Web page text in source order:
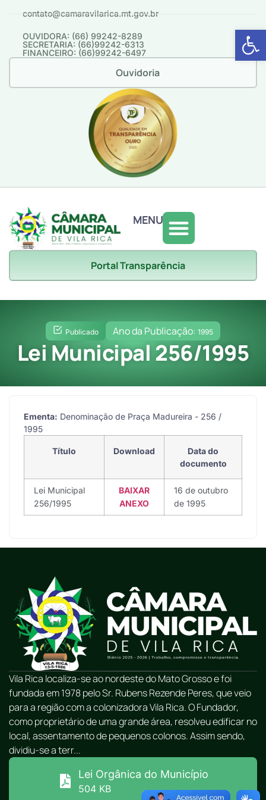
Abrir
contato@camaravilarica.mt.gov.br
OUVIDORA: (66) 99242-8289
SECRETARIA: (66)99242-6313
FINANCEIRO: (66)99242-6497
Ouvidoria
MENU
Portal Transparência
Publicado Ano da Publicação: 1995
Lei Municipal 256/1995
Ementa: Denominação de Praça Madureira - 256 /
1995
Título Download
Data do
documento
Lei Municipal
256/1995
BAIXAR
ANEXO
16 de outubro
de 1995
Vila Rica localiza-se ao nordeste do Mato Grosso e foi
fundada em 1978 pelo Sr. Rubens Rezende Peres, que veio
para a região com a colonizadora Vila Rica. O Fundador,
como proprietário de uma grande área, resolveu edificar no
local, assentamento de pequenos colonos. Assim sendo,
dividiu-se a terr...
Lei Orgânica do Município
504 KB